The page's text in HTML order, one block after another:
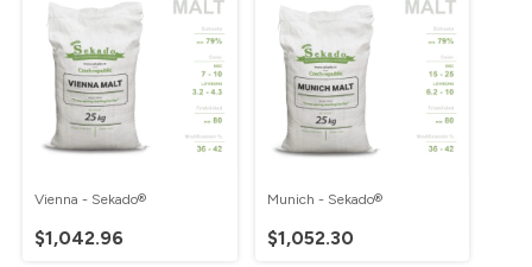
Vienna - Sekado®
$1,042.96
Munich - Sekado®
$1,052.30